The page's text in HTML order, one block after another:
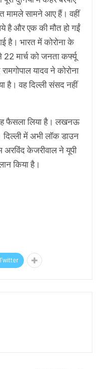
मामले सामने आए हैं। वहीं
है और एक की मौत हो गईं
है। भारत में कोरोना के
22 मार्च को जनता कर्फ्यू
यादव ने कोरोना
है। वह दिल्ली संसद नहीं
फैसला लिया है। लखनऊ
में अभी लॉक डाउन
अरविंद केजरीवाल ने यूपी
किया है।